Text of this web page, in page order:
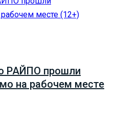
РАЙПО прошли
на рабочем месте